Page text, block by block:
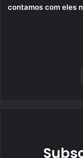
contamos com eles